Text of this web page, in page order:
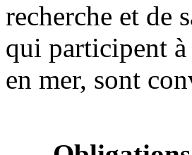
recherche et de
qui participent à
en mer, sont